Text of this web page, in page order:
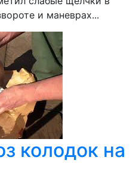
и маневрах...
колодок на